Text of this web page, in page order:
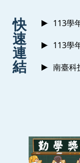
快
速
連
結
113學
113學
南臺科